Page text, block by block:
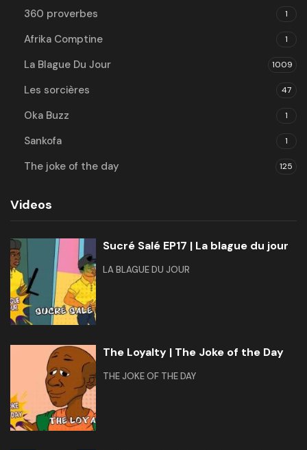
360 proverbes 1
Afrika Comptine 1
La Blague Du Jour 1009
Les sorcières 47
Oka Buzz 1
Sankofa 1
The joke of the day 125
Videos
Sucré Salé EP17 | La blague du jour
LA BLAGUE DU JOUR
The Loyalty | The Joke of the Day
THE JOKE OF THE DAY